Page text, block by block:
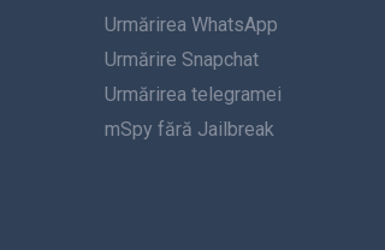
Urmărirea WhatsApp
Urmărire Snapchat
Urmărirea telegramei
mSpy fără Jailbreak